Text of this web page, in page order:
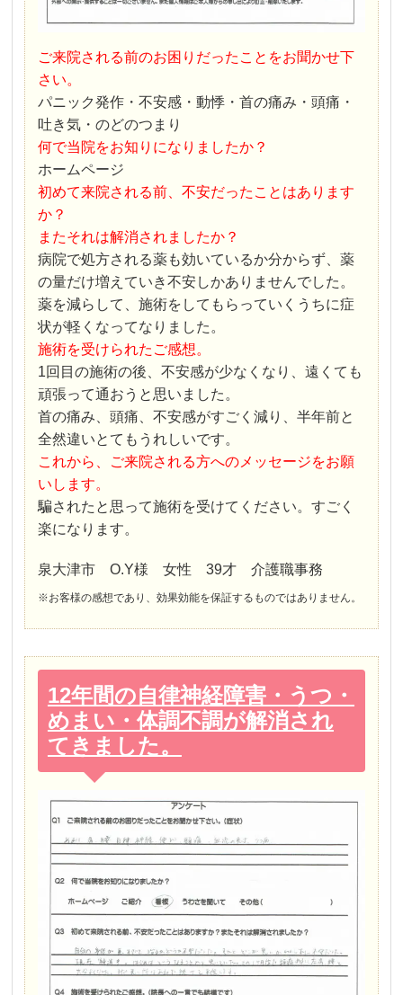
ご来院される前のお困りだったことをお聞かせ下
さい。
パニック発作・不安感・動悸・首の痛み・頭痛・
吐き気・のどのつまり
何で当院をお知りになりましたか？
ホームページ
初めて来院される前、不安だったことはあります
か？
またそれは解消されましたか？
病院で処方される薬も効いているか分からず、薬
の量だけ増えていき不安しかありませんでした。
薬を減らして、施術をしてもらっていくうちに症
状が軽くなってなりました。
施術を受けられたご感想。
1回目の施術の後、不安感が少なくなり、遠くても
頑張って通おうと思いました。
首の痛み、頭痛、不安感がすごく減り、半年前と
全然違いとてもうれしいです。
これから、ご来院される方へのメッセージをお願
いします。
騙されたと思って施術を受けてください。すごく
楽になります。
泉大津市 O.Y様 女性 39才 介護職事務
※お客様の感想であり、効果効能を保証するものではありません。
12年間の自律神経障害・うつ・
めまい・体調不調が解消され
てきました。